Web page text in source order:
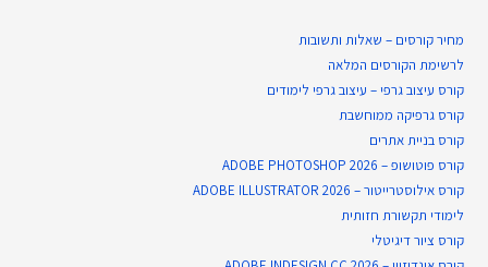
מחיר קורסים – שאלות ותשובות
לרשימת הקורסים המלאה
קורס עיצוב גרפי – עיצוב גרפי לימודים
קורס גרפיקה ממוחשבת
קורס בניית​ אתרים
קורס פוטושופ – ADOBE PHOTOSHOP 2026
קורס אילוסטרייטור – ADOBE ILLUSTRATOR 2026
לימודי תקשורת חזותית
קורס ציור דיגיטלי